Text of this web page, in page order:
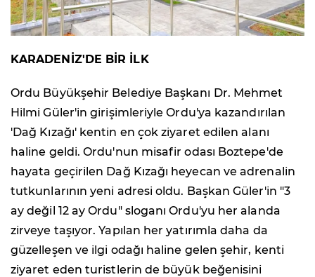
KARADENİZ'DE BİR İLK
Ordu Büyükşehir Belediye Başkanı Dr. Mehmet
Hilmi Güler'in girişimleriyle Ordu'ya kazandırılan
'Dağ Kızağı' kentin en çok ziyaret edilen alanı
haline geldi. Ordu'nun misafir odası Boztepe'de
hayata geçirilen Dağ Kızağı heyecan ve adrenalin
tutkunlarının yeni adresi oldu. Başkan Güler'in "3
ay değil 12 ay Ordu" sloganı Ordu'yu her alanda
zirveye taşıyor. Yapılan her yatırımla daha da
güzelleşen ve ilgi odağı haline gelen şehir, kenti
ziyaret eden turistlerin de büyük beğenisini